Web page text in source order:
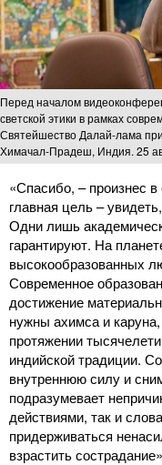
Перед началом
светской этики в рамках
Святейшество Далай-лама
Химачал-Прадеш, Индия. 25
«Спасибо, – произнес
главная цель –
Одни лишь
гарантируют. На
высокообразованных
Современное
достижение
нужны ахимса и
протяжении
индийской традиции.
внутреннюю силу и
подразумевает
действиями, так и
придерживаться
взрастить